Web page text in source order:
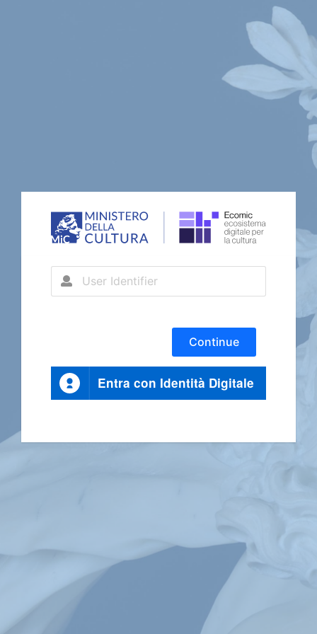
Continue
Entra con Identità Digitale